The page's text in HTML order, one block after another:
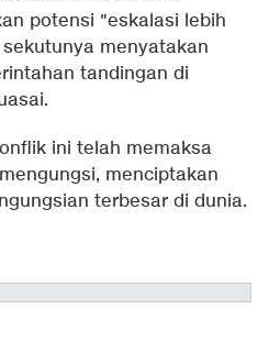
potensi "eskalasi lebih
menyatakan
tandingan di
ini telah memaksa
menciptakan
terbesar di dunia.